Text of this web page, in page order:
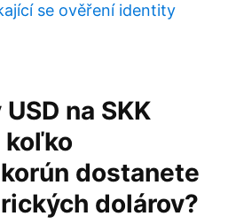
se ověření identity
na SKK
koľko
dostanete
dolárov?